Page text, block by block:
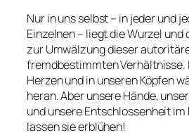
Nur in uns selbst – in jeder und
Einzelnen – liegt die Wurzel und
zur Umwälzung dieser
fremdbestimmten Verhältnisse.
Herzen und in unseren Köpfen
heran. Aber unsere Hände,
und unsere Entschlossenheit im
lassen sie erblühen!